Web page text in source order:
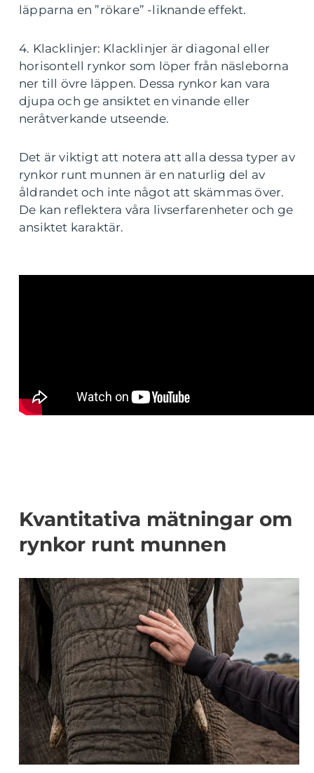
läpparna en ”rökare” -liknande effekt.
4. Klacklinjer: Klacklinjer är diagonal eller
horisontell rynkor som löper från näsleborna
ner till övre läppen. Dessa rynkor kan vara
djupa och ge ansiktet en vinande eller
neråtverkande utseende.
Det är viktigt att notera att alla dessa typer av
rynkor runt munnen är en naturlig del av
åldrandet och inte något att skämmas över.
De kan reflektera våra livserfarenheter och ge
ansiktet karaktär.
Kvantitativa mätningar om
rynkor runt munnen